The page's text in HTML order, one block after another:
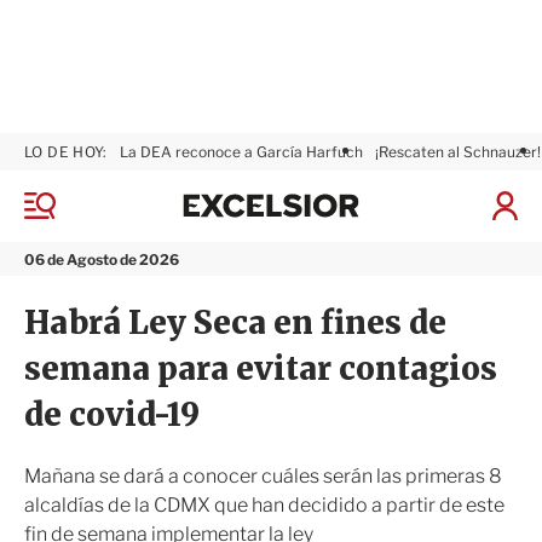
M
n
06 de Agosto de 2026
LO DE HOY: La DEA reconoce a García Harfuch ¡Rescaten al Schnauzer!
I
x
i
r
Habrá Ley Seca en fines de
semana para evitar contagios
de covid-19
Mañana se dará a conocer cuáles serán las primeras 8
alcaldías de la CDMX que han decidido a partir de este
fin de semana implementar la ley